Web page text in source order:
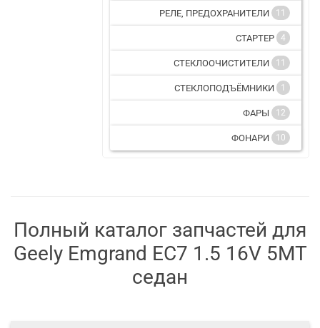
РЕЛЕ, ПРЕДОХРАНИТЕЛИ 11
СТАРТЕР 4
СТЕКЛООЧИСТИТЕЛИ 11
СТЕКЛОПОДЪЁМНИКИ 1
ФАРЫ 12
ФОНАРИ 10
Полный каталог запчастей для
Geely Emgrand EC7 1.5 16V 5MT
седан